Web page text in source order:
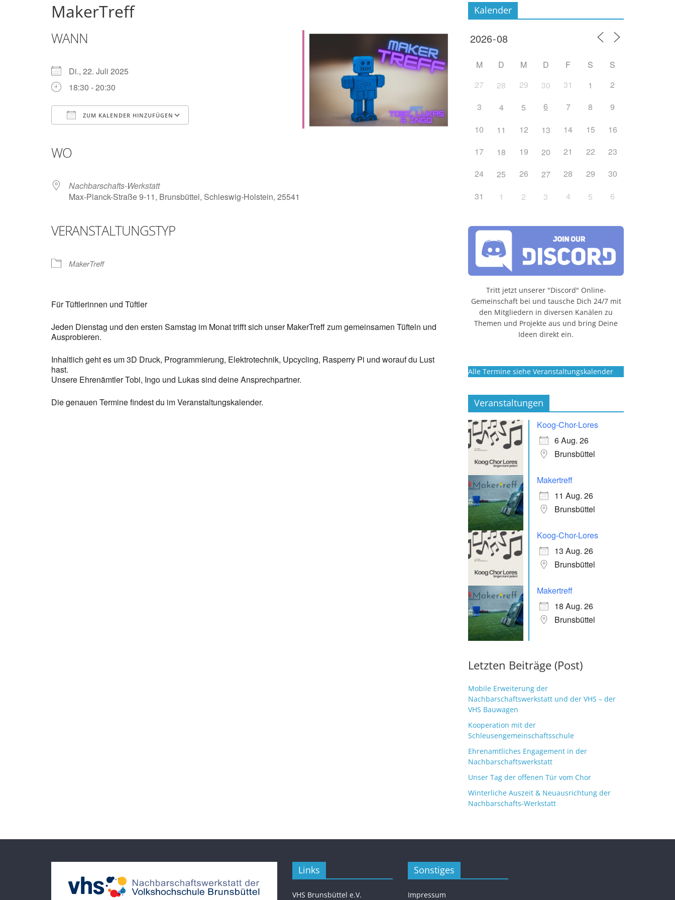
Brunsbüttel
Der
zum
Basteln,
Tüfteln,
Klönen
MakerTreff
WANN
Di., 22. Juli 2025
18:30 - 20:30
ZUM KALENDER HINZUFÜGEN
WO
Nachbarschafts-Werkstatt
Max-Planck-Straße 9-11, Brunsbüttel, Schleswig-Holstein, 25541
VERANSTALTUNGSTYP
MakerTreff
Für Tüftlerinnen und Tüftler
Jeden Dienstag und den ersten Samstag im Monat trifft sich unser MakerTreff zum gemeinsamen Tüfteln und
Ausprobieren.
Inhaltlich geht es um 3D Druck, Programmierung, Elektrotechnik, Upcycling, Rasperry Pi und worauf du Lust
hast.
Unsere Ehrenämtler Tobi, Ingo und Lukas sind deine Ansprechpartner.
Die genauen Termine findest du im Veranstaltungskalender.
Kalender
M D M D F S
S
27
28 29 30 31 1
2
3
4 5 6 7 8
9
10
11 12 13 14 15
16
17
18 19 20 21 22
23
24
25 26 27 28 29
30
31
1 2 3 4 5 6
Tritt jetzt unserer "Discord" Online-
Gemeinschaft bei und tausche Dich 24/7 mit
den Mitgliedern in diversen Kanälen zu
Themen und Projekte aus und bring Deine
Ideen direkt ein.
Alle Termine siehe Veranstaltungskalender
Veranstaltungen
Koog-Chor-Lores
6 Aug. 26
Brunsbüttel
Makertreff
11 Aug. 26
Brunsbüttel
Koog-Chor-Lores
13 Aug. 26
Brunsbüttel
Makertreff
18 Aug. 26
Brunsbüttel
Letzten Beiträge (Post)
Mobile Erweiterung der
Nachbarschaftswerkstatt und der VHS – der
VHS Bauwagen
Kooperation mit der
Schleusengemeinschaftsschule
Ehrenamtliches Engagement in der
Nachbarschaftswerkstatt
Unser Tag der offenen Tür vom Chor
Winterliche Auszeit & Neuausrichtung der
Nachbarschafts-Werkstatt
Links
VHS Brunsbüttel e.V.
Sonstiges
Impressum